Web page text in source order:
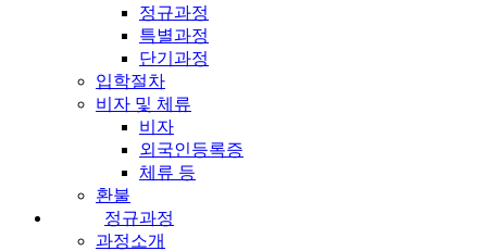
정규과정
특별과정
단기과정
입학절차
비자 및 체류
비자
외국인등록증
체류 등
환불
정규과정
과정소개